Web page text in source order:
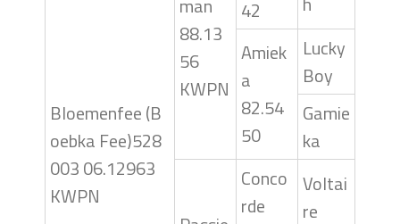
Bloemenfee (B
oebka Fee)528
003 06.12963
KWPN
man
88.13
56
KWPN
42
Amiek
a
82.54
50
Lucky
Boy
Gamie
ka
Conco
rde
Voltai
re